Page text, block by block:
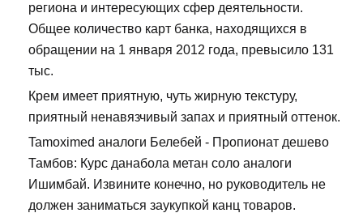
региона и интересующих сфер деятельности.
Общее количество карт банка, находящихся в
обращении на 1 января 2012 года, превысило 131
тыс.
Крем имеет приятную, чуть жирную текстуру,
приятный ненавязчивый запах и приятный оттенок.
Tamoximed аналоги Белебей - Пропионат дешево
Тамбов: Курс данабола метан соло аналоги
Ишимбай. Извините конечно, но руководитель не
должен заниматься заукупкой канц товаров.